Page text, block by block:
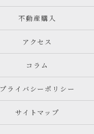
不動産購入
アクセス
コラム
プライバシーポリシー
サイトマップ